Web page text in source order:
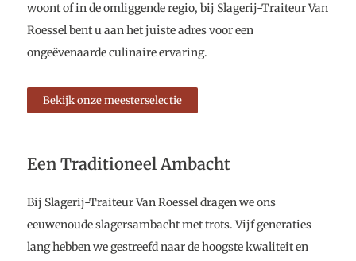
woont of in de omliggende regio, bij Slagerij-Traiteur Van
Roessel bent u aan het juiste adres voor een
ongeëvenaarde culinaire ervaring.
Bekijk onze meesterselectie
Een Traditioneel Ambacht
Bij Slagerij-Traiteur Van Roessel dragen we ons
eeuwenoude slagersambacht met trots. Vijf generaties
lang hebben we gestreefd naar de hoogste kwaliteit en